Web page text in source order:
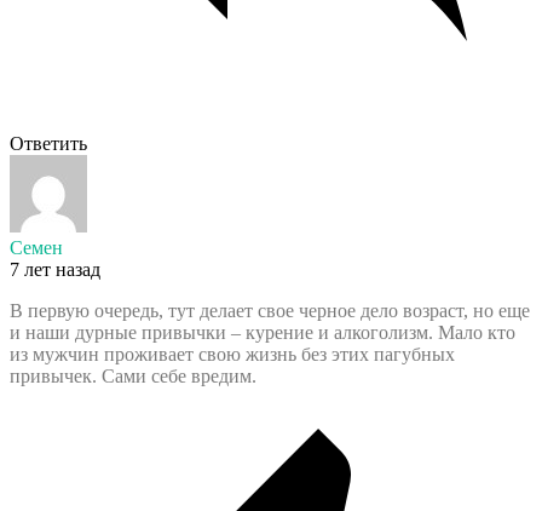
Ответить
Семен
7 лет назад
В первую очередь, тут делает свое черное дело возраст, но еще
и наши дурные привычки – курение и алкоголизм. Мало кто
из мужчин проживает свою жизнь без этих пагубных
привычек. Сами себе вредим.